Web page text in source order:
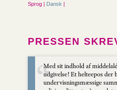
Sprog | Dansk |
PRESSEN
Med sit indhold af
udgivelse! Et helteepos der
undervisningsmæssige